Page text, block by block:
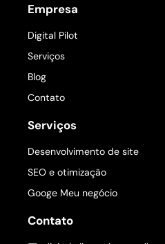
Empresa
Digital Pilot
Serviços
Blog
Contato
Serviços
Desenvolvimento de site
SEO e otimização
Googe Meu negócio
Contato